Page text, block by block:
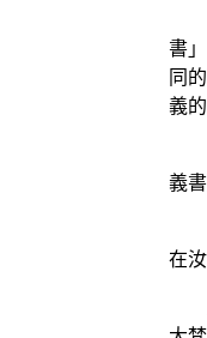
書
同
義
義
在